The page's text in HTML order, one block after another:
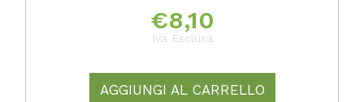
€8,10
Iva Esclusa
AGGIUNGI AL CARRELLO